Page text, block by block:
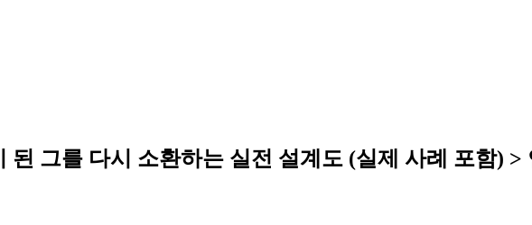
된 그를 다시 소환하는 실 전 설 계 도 (실제 사례 포함) >